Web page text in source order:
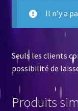
Il n’y a
Seuls les clients
possibilité de
Produits